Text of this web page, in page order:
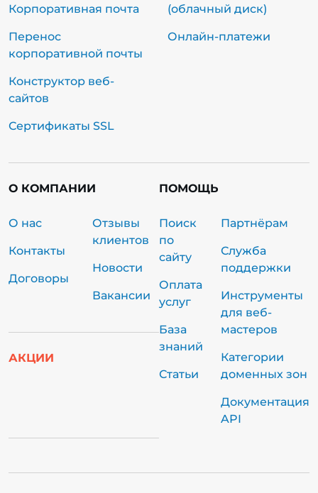
Корпоративная почта
Перенос
корпоративной почты
Конструктор веб-
сайтов
Сертификаты SSL
(облачный диск)
Онлайн-платежи
О КОМПАНИИ
О нас
Контакты
Договоры
Отзывы
клиентов
Новости
Вакансии
АКЦИИ
ПОМОЩЬ
Поиск
по
сайту
Оплата
услуг
База
знаний
Статьи
Партнёрам
Служба
поддержки
Инструменты
для веб-
мастеров
Категории
доменных зон
Документация
API